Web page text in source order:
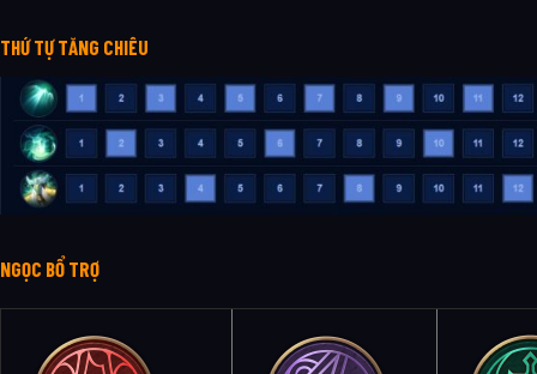
THỨ TỰ TĂNG CHIÊU
NGỌC BỔ TRỢ